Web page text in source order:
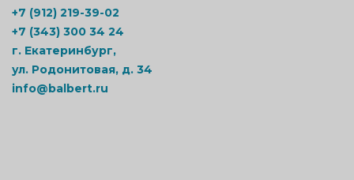
+7 (912) 219-39-02
+7 (343) 300 34 24
г. Екатеринбург,
ул. Родонитовая, д. 34
info@balbert.ru